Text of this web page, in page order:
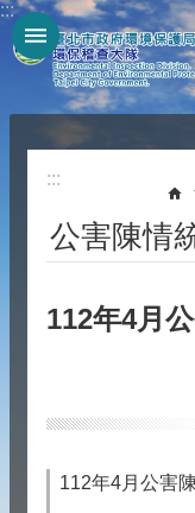
跳到主要內容區塊
:::
:::
公害陳情
112年4月
112年4月公害